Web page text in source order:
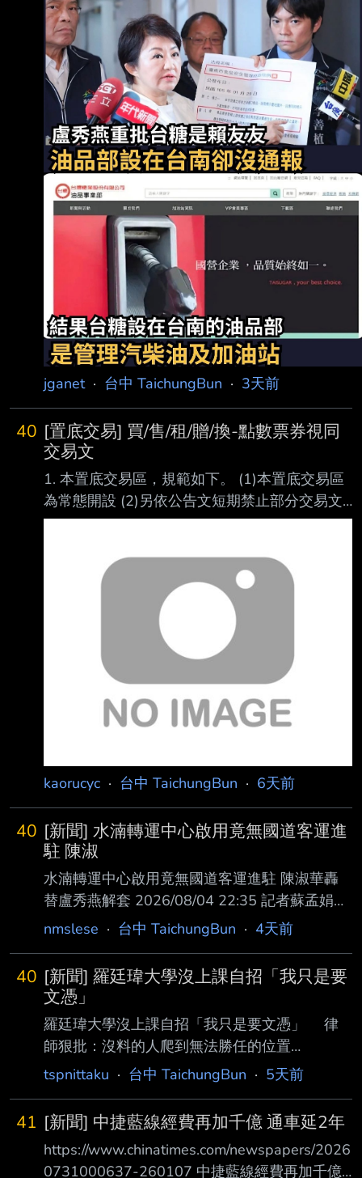
jganet· 台中 TaichungBun · 3天前
40 [置底交易] 買/售/租/贈/換-點數票券視同
交易文
1. 本置底交易區，規範如下。 (1)本置底交易區
為常態開設 (2)另依公告文短期禁止部分交易文
於看板發表 只得於本文推文發表 (3)本篇推文不
票等事宜。 高價票劵建議留下完整交易資訊，
避免糾紛。 (4)避免交易糾紛，置底交易文不再
清空推文，不定期重新發布新文章。 站方禁止
物品 #5d3ckTC1 (TaichungBun) 禁止網路平台
交易 #1YT-vf4g (TaichungBun) 2. 推文格式及
限制如下，格式不符者，板主得直接刪除不另通
知。 推文格式：
kaorucyc · 台中 TaichungBun · 6天前
40 [新聞] 水湳轉運中心啟用竟無國道客運進
駐 陳淑
水湳轉運中心啟用竟無國道客運進駐 陳淑華轟
替盧秀燕解套 2026/08/04 22:35 記者蘇孟娟／
台中報導
/5528695 台中市議員陳淑華今天質疑，水湳轉
運中心原訂2022年底啟用，卻在市長盧秀燕任
內延宕 至今，號稱明天啟用，竟只啟用停車場
及公車進場，尚無國道客運進駐，連營運商才剛
簽 約招商未完成，沒有轉運功能的轉運中心淪
大型公車站、停車場，啟用典禮根本只為做業
績，讓盧秀燕卸任前解套。 台中市水湳轉運中
心
nmslese · 台中 TaichungBun · 4天前
40 [新聞] 羅廷瑋大學沒上課自招「我只是要
文憑」
羅廷瑋大學沒上課自招「我只是要文憑」 律
師狠批：沒料的人爬到無法勝任的位置
https://www.mirrormedia.mg/story/20260802e
近日國民黨、民眾黨立法院黨團在審理今年度中
央政府總預算時，大幅刪凍公視經費預算 ，公
視和影視圈發起聯署請命。近日有網友發現，由
tspnittaku · 台中 TaichungBun · 5天前
41 [新聞] 中捷藍線經費再加千億 通車延2年
https://www.chinatimes.com/newspapers/2026
0731000637-260107 中捷藍線經費再加千億